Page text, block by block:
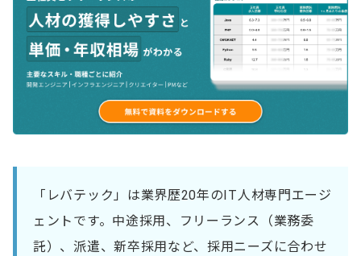
「レバテック」は業界歴20年のIT人材専門エージ
ェントです。中途採用、フリーランス（業務委
託）、派遣、新卒採用など、採用ニーズに合わせ